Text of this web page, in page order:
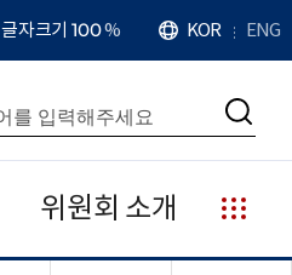
확
대
치
글자크기 100%
언
어
KOR ENG
검
위원회 소개
누
리